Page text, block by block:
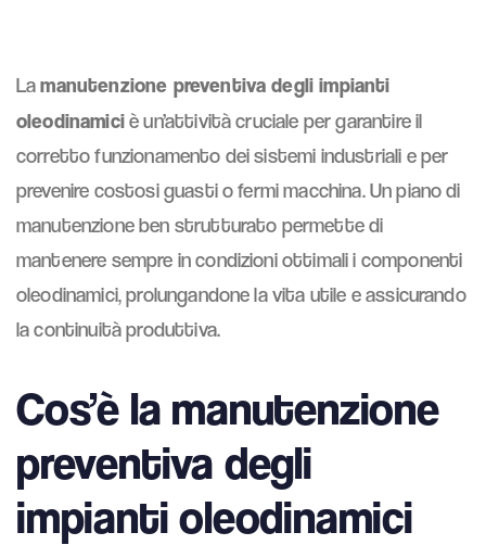
Lamanutenzione preventiva degli impianti
oleodinamiciè un’attività cruciale per garantire il
corretto funzionamento dei sistemi industriali e per
prevenire costosi guasti o fermi macchina. Un piano di
manutenzione ben strutturato permette di
mantenere sempre in condizioni ottimali i componenti
oleodinamici, prolungandone la vita utile e assicurando
la continuità produttiva.
Cos’è la manutenzione
preventiva degli
impianti oleodinamici